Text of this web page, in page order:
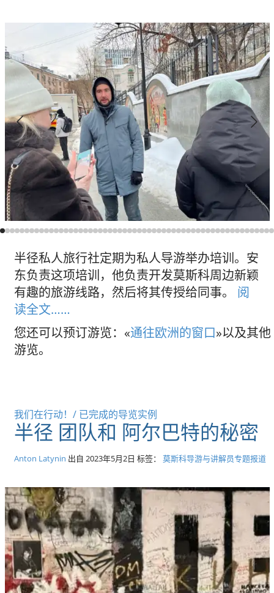
半径私人旅行社定期为私人导游举办培训。安
东负责这项培训，他负责开发莫斯科周边新颖
有趣的旅游线路，然后将其传授给同事。 阅
读全文……
您还可以预订游览：«通往欧洲的窗口»以及其他
游览。
我们在行动！/ 已完成的导览实例
半径 团队和 阿尔巴特的秘密
Anton Latynin 出自 2023年5月2日 标签： 莫斯科导游与讲解员专题报道